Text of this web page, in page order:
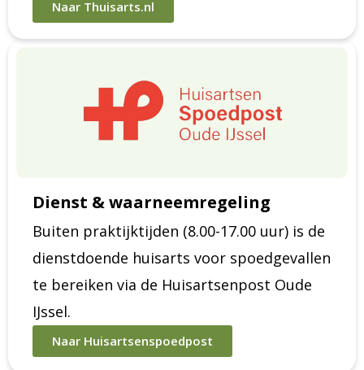
Naar Thuisarts.nl
Dienst & waarneemregeling
Buiten praktijktijden (8.00-17.00 uur) is de
dienstdoende huisarts voor spoedgevallen
te bereiken via de Huisartsenpost Oude
IJssel.
Naar Huisartsenspoedpost